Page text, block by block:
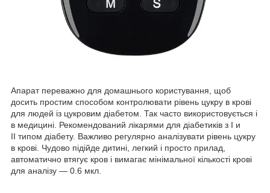
Апарат переважно для домашнього користування, щоб
досить простим способом контролювати рівень цукру в крові
для людей із цукровим діабетом. Так часто використовується і
в медицині. Рекомендований лікарями для діабетиків з I и
II типом діабету. Важливо регулярно аналізувати рівень цукру
в крові. Чудово підійде дитині, легкий і просто прилад,
автоматично втягує кров і вимагає мінімальної кількості крові
для аналізу — 0.6 мкл.